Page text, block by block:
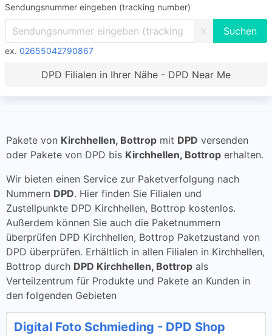
Sendungsnummer eingeben (tracking number)
X
ex. 02655042790867
DPD Filialen in Ihrer Nähe - DPD Near Me
Pakete von Kirchhellen, Bottrop mit DPD versenden
oder Pakete von DPD bis Kirchhellen, Bottrop erhalten.
Wir bieten einen Service zur Paketverfolgung nach
Nummern DPD. Hier finden Sie Filialen und
Zustellpunkte DPD Kirchhellen, Bottrop kostenlos.
Außerdem können Sie auch die Paketnummern
überprüfen DPD Kirchhellen, Bottrop Paketzustand von
DPD überprüfen. Erhältlich in allen Filialen in Kirchhellen,
Bottrop durch DPD Kirchhellen, Bottrop als
Verteilzentrum für Produkte und Pakete an Kunden in
den folgenden Gebieten
Digital Foto Schmieding - DPD Shop